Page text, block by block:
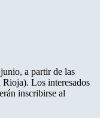
a partir de las
Los interesados
inscribirse al